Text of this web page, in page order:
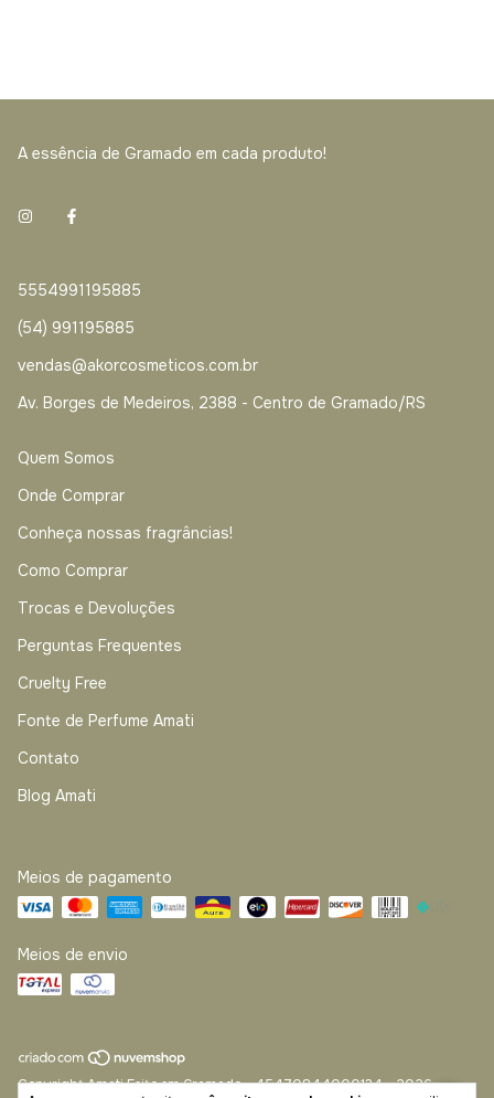
A essência de Gramado em cada produto!
5554991195885
(54) 991195885
vendas@akorcosmeticos.com.br
Av. Borges de Medeiros, 2388 - Centro de Gramado/RS
Quem Somos
Onde Comprar
Conheça nossas fragrâncias!
Como Comprar
Trocas e Devoluções
Perguntas Frequentes
Cruelty Free
Fonte de Perfume Amati
Contato
Blog Amati
Meios de pagamento
Meios de envio
Copyright Amati Feito em Gramado - 45470844000134 - 2026.